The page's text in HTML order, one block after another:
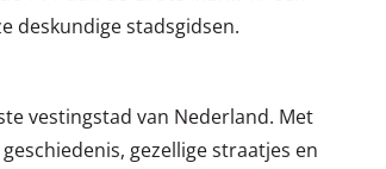
deskundige stadsgidsen.
vestingstad van Nederland. Met
gezellige straatjes en